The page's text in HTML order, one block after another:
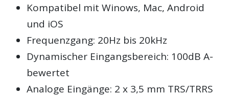
Kompatibel mit Winows, Mac, Android
und iOS
Frequenzgang: 20Hz bis 20kHz
Dynamischer Eingangsbereich: 100dB A-
bewertet
Analoge Eingänge: 2 x 3,5 mm TRS/TRRS